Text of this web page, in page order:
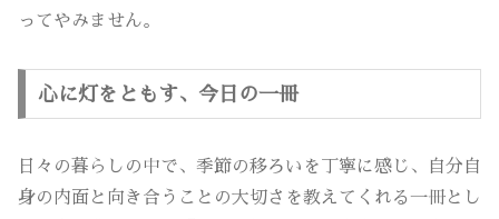
ってやみません。
心に灯をともす、今日の一冊
日々の暮らしの中で、季節の移ろいを丁寧に感じ、自分自
身の内面と向き合うことの大切さを教えてくれる一冊とし